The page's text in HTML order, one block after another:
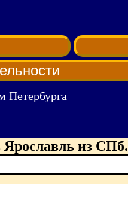
Петербурга
Ярославль из СПб.